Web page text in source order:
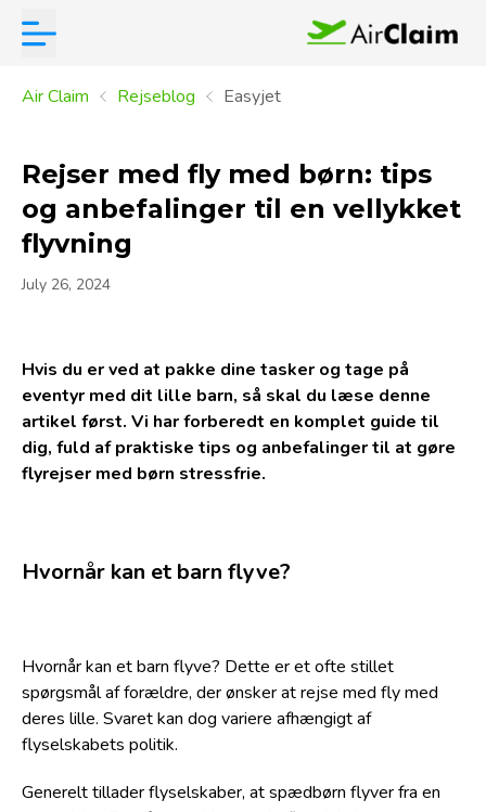
Air Claim Rejseblog Easyjet
Rejser med fly med børn: tips
og anbefalinger til en vellykket
flyvning
July 26, 2024
Hvis du er ved at pakke dine tasker og tage på
eventyr med dit lille barn, så skal du læse denne
artikel først. Vi har forberedt en komplet guide til
dig, fuld af praktiske tips og anbefalinger til at gøre
flyrejser med børn stressfrie.
Hvornår kan et barn flyve?
Hvornår kan et barn flyve? Dette er et ofte stillet
spørgsmål af forældre, der ønsker at rejse med fly med
deres lille. Svaret kan dog variere afhængigt af
flyselskabets politik.
Generelt tillader flyselskaber, at spædbørn flyver fra en